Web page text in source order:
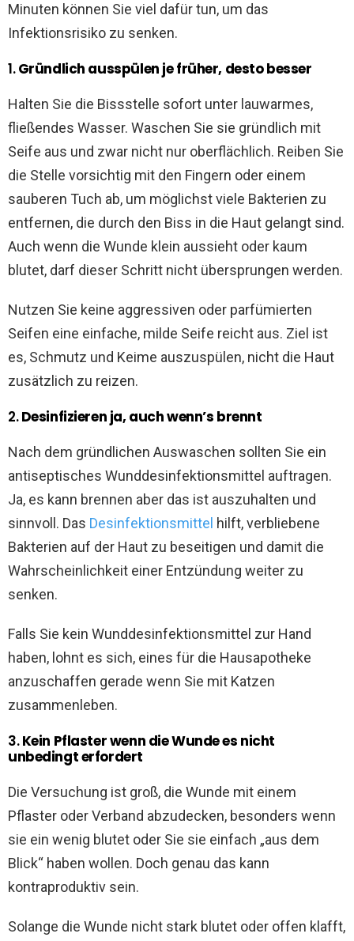
Minuten können Sie viel dafür tun, um das
Infektionsrisiko zu senken.
1.Gründlich ausspülen je früher, desto besser
Halten Sie die Bissstelle sofort unter lauwarmes,
fließendes Wasser. Waschen Sie sie gründlich mit
Seife aus und zwar nicht nur oberflächlich. Reiben Sie
die Stelle vorsichtig mit den Fingern oder einem
sauberen Tuch ab, um möglichst viele Bakterien zu
entfernen, die durch den Biss in die Haut gelangt sind.
Auch wenn die Wunde klein aussieht oder kaum
blutet, darf dieser Schritt nicht übersprungen werden.
Nutzen Sie keine aggressiven oder parfümierten
Seifen eine einfache, milde Seife reicht aus. Ziel ist
es, Schmutz und Keime auszuspülen, nicht die Haut
zusätzlich zu reizen.
2.Desinfizieren ja, auch wenn’s brennt
Nach dem gründlichen Auswaschen sollten Sie ein
antiseptisches Wunddesinfektionsmittel auftragen.
Ja, es kann brennen aber das ist auszuhalten und
sinnvoll. Das Desinfektionsmittel hilft, verbliebene
Bakterien auf der Haut zu beseitigen und damit die
Wahrscheinlichkeit einer Entzündung weiter zu
senken.
Falls Sie kein Wunddesinfektionsmittel zur Hand
haben, lohnt es sich, eines für die Hausapotheke
anzuschaffen gerade wenn Sie mit Katzen
zusammenleben.
3.Kein Pflaster wenn die Wunde es nicht
unbedingt erfordert
Die Versuchung ist groß, die Wunde mit einem
Pflaster oder Verband abzudecken, besonders wenn
sie ein wenig blutet oder Sie sie einfach „aus dem
Blick“ haben wollen. Doch genau das kann
kontraproduktiv sein.
Solange die Wunde nicht stark blutet oder offen klafft,